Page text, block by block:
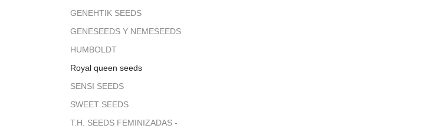
GENEHTIK SEEDS
GENESEEDS Y NEMESEEDS
HUMBOLDT
Royal queen seeds
SENSI SEEDS
SWEET SEEDS
T.H. SEEDS FEMINIZADAS -